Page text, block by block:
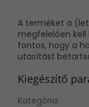
A terméket a
megfelelően kell
fontos, hogy a
utasítást
Kiegészítő
Kategória: